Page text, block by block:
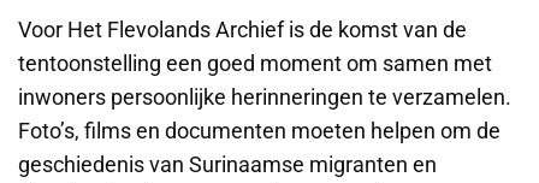
Voor Het Flevolands Archief is de komst van de
tentoonstelling een goed moment om samen met
inwoners persoonlijke herinneringen te verzamelen.
Foto’s, films en documenten moeten helpen om de
geschiedenis van Surinaamse migranten en